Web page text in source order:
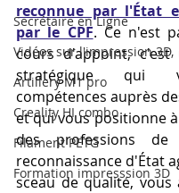
Secrétaire en Ligne
Vidéos sur l'impression 3D,
Artillery M1 pro
Creality HI combo
Filament PETG
Formation impresssion 3D
reconnue par l'État
par le CPF. Ce n'est
cours d'appoint, c'est
stratégique qui
compétences auprès
et qui vous positionne
des professions de
reconnaissance d'État
sceau de qualité, vous